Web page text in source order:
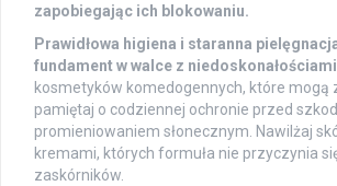
zapobiegając ich blokowaniu.
Prawidłowa higiena i staranna
fundament w walce z
kosmetyków komedogennych, które mogą
pamiętaj o codziennej ochronie przed
promieniowaniem słonecznym. Nawilżaj
kremami, których formuła nie przyczynia
zaskórników.